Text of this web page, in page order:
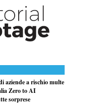
aziende a rischio multe
Zero to AI
sorprese